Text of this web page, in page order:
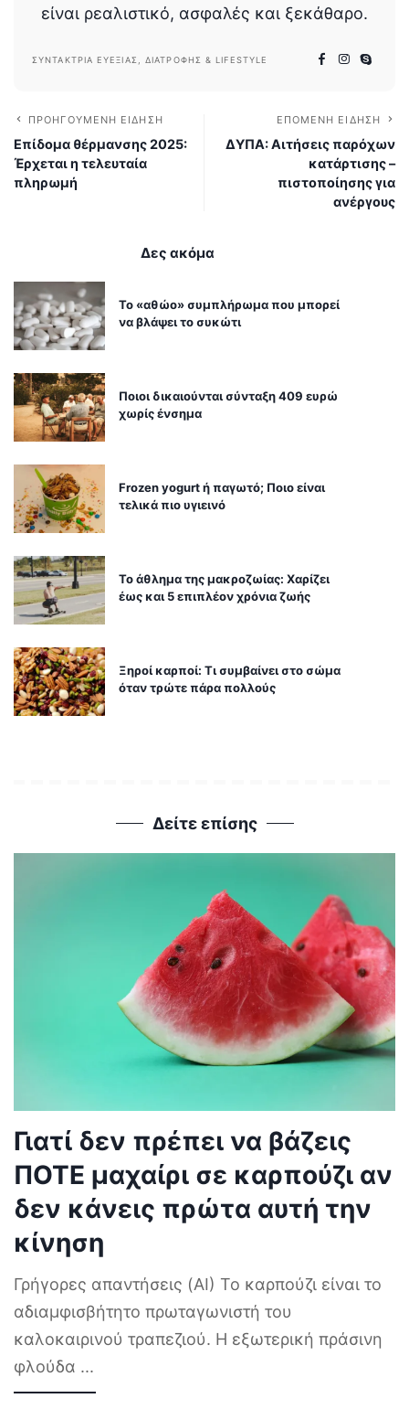
είναι ρεαλιστικό, ασφαλές και ξεκάθαρο.
ΣΥΝΤΆΚΤΡΙΑ ΕΥΕΞΊΑΣ, ΔΙΑΤΡΟΦΉΣ & LIFESTYLE
ΠΡΟΗΓΟΎΜΕΝΗ ΕΊΔΗΣΗ
Επίδομα θέρμανσης 2025:
Έρχεται η τελευταία
πληρωμή
ΕΠΌΜΕΝΗ ΕΊΔΗΣΗ
ΔΥΠΑ: Αιτήσεις παρόχων
κατάρτισης –
πιστοποίησης για
ανέργους
Δες ακόμα
Το «αθώο» συμπλήρωμα που μπορεί
να βλάψει το συκώτι
Ποιοι δικαιούνται σύνταξη 409 ευρώ
χωρίς ένσημα
Frozen yogurt ή παγωτό; Ποιο είναι
τελικά πιο υγιεινό
Το άθλημα της μακροζωίας: Χαρίζει
έως και 5 επιπλέον χρόνια ζωής
Ξηροί καρποί: Τι συμβαίνει στο σώμα
όταν τρώτε πάρα πολλούς
Δείτε επίσης
Γιατί δεν πρέπει να βάζεις
ΠΟΤΕ μαχαίρι σε καρπούζι αν
δεν κάνεις πρώτα αυτή την
κίνηση
Γρήγορες απαντήσεις (AI) Το καρπούζι είναι το
αδιαμφισβήτητο πρωταγωνιστή του
καλοκαιρινού τραπεζιού. Η εξωτερική πράσινη
φλούδα ...